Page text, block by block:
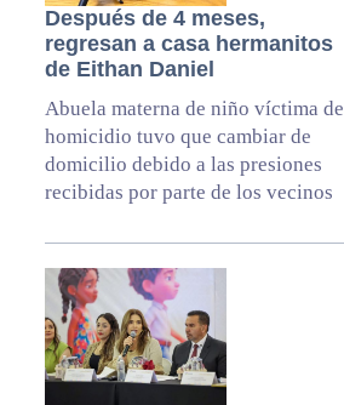
Después de 4 meses,
regresan a casa hermanitos
de Eithan Daniel
Abuela materna de niño víctima de
homicidio tuvo que cambiar de
domicilio debido a las presiones
recibidas por parte de los vecinos